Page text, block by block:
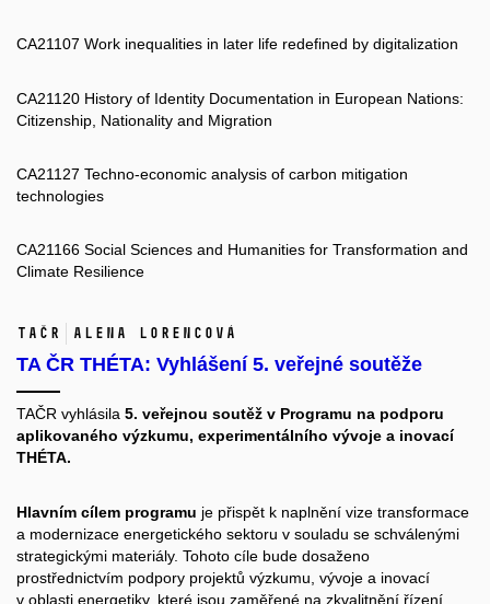
CA21107 Work inequalities in later life redefined by digitalization
CA21120 History of Identity Documentation in European Nations:
Citizenship, Nationality and Migration
CA21127 Techno-economic analysis of carbon mitigation
technologies
CA21166 Social Sciences and Humanities for Transformation and
Climate Resilience
TAČR Alena Lorencová
TA ČR THÉTA: Vyhlášení 5. veřejné soutěže
TAČR vyhlásila 5. veřejnou soutěž v Programu na podporu
aplikovaného výzkumu, experimentálního vývoje a inovací
THÉTA.
Hlavním cílem programu je přispět k naplnění vize transformace
a modernizace energetického sektoru v souladu se schválenými
strategickými materiály. Tohoto cíle bude dosaženo
prostřednictvím podpory projektů výzkumu, vývoje a inovací
v oblasti energetiky, které jsou zaměřené na zkvalitnění řízení